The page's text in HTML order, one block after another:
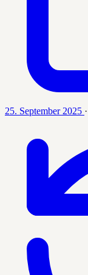
25. September 2025 ·